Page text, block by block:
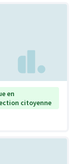
en
citoyenne